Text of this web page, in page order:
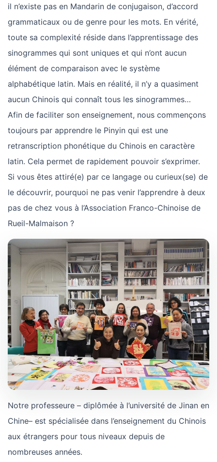
il n’existe pas en Mandarin de conjugaison, d’accord
grammaticaux ou de genre pour les mots. En vérité,
toute sa complexité réside dans l’apprentissage des
sinogrammes qui sont uniques et qui n’ont aucun
élément de comparaison avec le système
alphabétique latin. Mais en réalité, il n’y a quasiment
aucun Chinois qui connaît tous les sinogrammes…
Afin de faciliter son enseignement, nous commençons
toujours par apprendre le Pinyin qui est une
retranscription phonétique du Chinois en caractère
latin. Cela permet de rapidement pouvoir s’exprimer.
Si vous êtes attiré(e) par ce langage ou curieux(se) de
le découvrir, pourquoi ne pas venir l’apprendre à deux
pas de chez vous à l’Association Franco-Chinoise de
Rueil-Malmaison ?
Notre professeure – diplômée à l’université de Jinan en
Chine– est spécialisée dans l’enseignement du Chinois
aux étrangers pour tous niveaux depuis de
nombreuses années.